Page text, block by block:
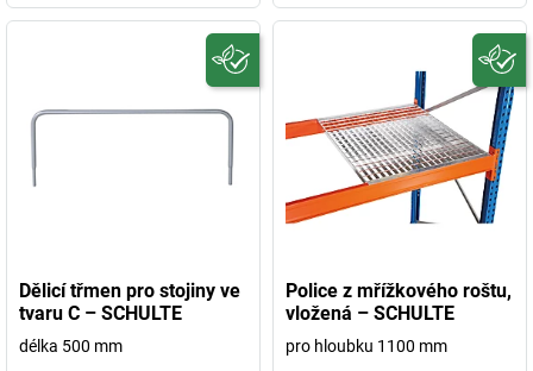
Dělicí třmen pro stojiny ve
tvaru C – SCHULTE
délka 500 mm
Police z mřížkového roštu,
vložená – SCHULTE
pro hloubku 1100 mm